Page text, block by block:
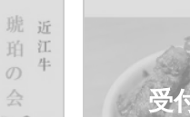
受